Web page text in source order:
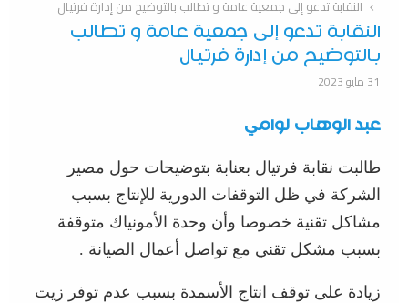
النقابة تدعو إلى جمعية عامة و تطالب بالتوضيح من إدارة فرتيال
النقابة تدعو إلى جمعية عامة و تطالب
بالتوضيح من إدارة فرتيال
31 مايو 2023
عبد الوهاب لوامي
طالبت نقابة فرتيال بعنابة بتوضيحات حول مصير
الشركة في ظل التوقفات الدورية للإنتاج بسبب
مشاكل تقنية خصوصا وأن وحدة الأمونياك متوقفة
بسبب مشكل تقني مع تواصل أعمال الصيانة .
زيادة على توقف انتاج الأسمدة بسبب عدم توفر زيت